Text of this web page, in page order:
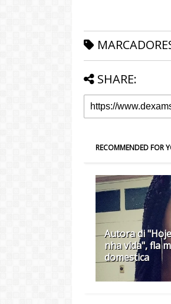
SHARE:
RECOMMENDED FOR
Autora di
nha vida", fla
domestica